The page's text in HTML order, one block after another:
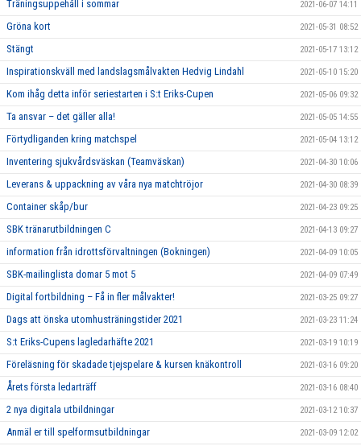
Träningsuppehåll i sommar 2021-06-07 14:11
Gröna kort 2021-05-31 08:52
Stängt 2021-05-17 13:12
Inspirationskväll med landslagsmålvakten Hedvig Lindahl 2021-05-10 15:20
Kom ihåg detta inför seriestarten i S:t Eriks-Cupen 2021-05-06 09:32
Ta ansvar – det gäller alla! 2021-05-05 14:55
Förtydliganden kring matchspel 2021-05-04 13:12
Inventering sjukvårdsväskan (Teamväskan) 2021-04-30 10:06
Leverans & uppackning av våra nya matchtröjor 2021-04-30 08:39
Container skåp/bur 2021-04-23 09:25
SBK tränarutbildningen C 2021-04-13 09:27
information från idrottsförvaltningen (Bokningen) 2021-04-09 10:05
SBK-mailinglista domar 5 mot 5 2021-04-09 07:49
Digital fortbildning – Få in fler målvakter! 2021-03-25 09:27
Dags att önska utomhusträningstider 2021 2021-03-23 11:24
S:t Eriks-Cupens lagledarhäfte 2021 2021-03-19 10:19
Föreläsning för skadade tjejspelare & kursen knäkontroll 2021-03-16 09:20
Årets första ledarträff 2021-03-16 08:40
2 nya digitala utbildningar 2021-03-12 10:37
Anmäl er till spelformsutbildningar 2021-03-09 12:02